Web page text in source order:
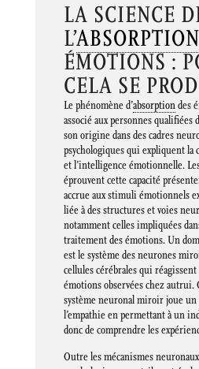
LA SCIENCE
L’ABSORPTION
ÉMOTIONS :
CELA SE
Le phénomène d’absorptiondes
associé aux personnes qualifiées
son origine dans des cadres
psychologiques qui expliquent
et l’intelligence émotionnelle.
éprouvent cette capacité
accrue aux stimuli émotionnels
liée à des structures et voies
notamment celles impliquées
traitement des émotions. Un
est le système des neurones
cellules cérébrales qui réagissent
émotions observées chez autrui.
système neuronal miroir joue un
l’empathie en permettant à un
donc de comprendre les
Outre les mécanismes